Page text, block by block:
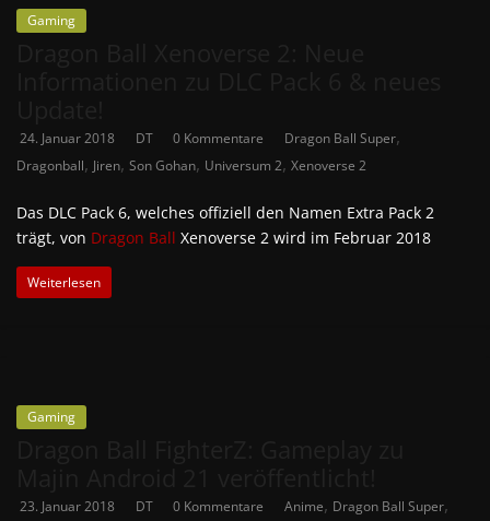
Gaming
24. Januar 2018 DT 0 Kommentare Dragon Ball Super,
Dragonball, Jiren, Son Gohan, Universum 2, Xenoverse 2
Das DLC Pack 6, welches offiziell den Namen Extra Pack 2
trägt, von Dragon Ball Xenoverse 2 wird im Februar 2018
Weiterlesen
Gaming
23. Januar 2018 DT 0 Kommentare Anime, Dragon Ball Super,